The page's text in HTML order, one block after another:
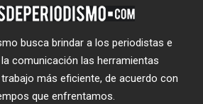
busca brindar a los periodistas e
comunicación las herramientas
más eficiente, de acuerdo con
que enfrentamos.